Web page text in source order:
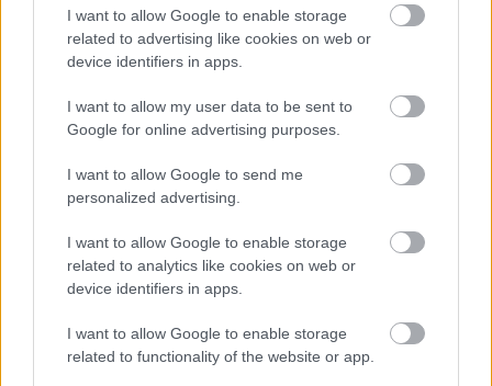
I want to allow Google to enable storage
related to advertising like cookies on web or
device identifiers in apps.
I want to allow my user data to be sent to
Google for online advertising purposes.
I want to allow Google to send me
personalized advertising.
I want to allow Google to enable storage
related to analytics like cookies on web or
device identifiers in apps.
I want to allow Google to enable storage
related to functionality of the website or app.
“Pēdējā
laikā tas notiek
diezgan bieži,” latvieši
pastāsta par situācijām
ceļojumu pirms tas
vispār sācies
Vecmāmiņa pēc
slimnīcā pieļautas
kļūdas paliek
“Uzpildījās” par velti
Atcelt Ziņot